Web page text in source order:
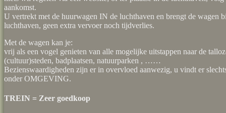
aankomst.
U vertrekt met de huurwagen IN de luchthaven en brengt de wagen
luchthaven, geen extra vervoer noch tijdverlies.
Met de wagen kan je:
vrij als een vogel genieten van alle mogelijke uitstappen naar de
(cultuur)steden, badplaatsen, natuurparken , ……
Bezienswaardigheden zijn er in overvloed aanwezig, u vindt er
onder OMGEVING.
TREIN = Zeer goedkoop